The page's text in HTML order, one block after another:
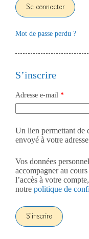
Se connecter
Mot de passe perdu ?
S’inscrire
Adresse e-mail *
Un lien permettant de
envoyé à votre
Vos données
accompagner au
l’accès à votre
notre politique de
S’inscrire